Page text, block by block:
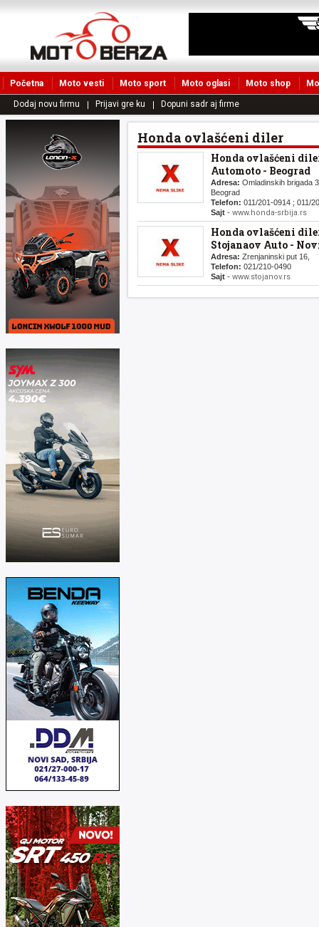
Početna Moto vesti Moto sport Moto oglasi Moto shop
Dodaj novu firmu Prijavi gre ku Dopuni sadr aj firme
Honda ovlašćeni diler
Honda ovlašćeni
Automoto - Beograd
Adresa: Omladinskih brigada
Beograd
Telefon: 011/201-0914 ; 011/
Sajt - www.honda-srbija.rs
Honda ovlašćeni
Stojanaov Auto -
Adresa: Zrenjaninski put 16,
Telefon: 021/210-0490
Sajt - www.stojanov.rs